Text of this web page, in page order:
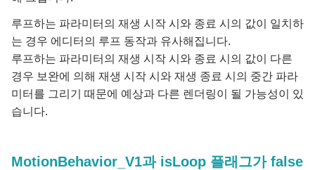
루프하는 파라미터의 재생 시작 시와 종료 시의 값이 일치하
는 경우 에디터의 루프 동작과 유사해집니다.
루프하는 파라미터의 재생 시작 시와 종료 시의 값이 다른
경우 보완에 의해 재생 시작 시와 재생 종료 시의 중간 파라
미터를 그리기 때문에 예상과 다른 렌더링이 될 가능성이 있
습니다.
MotionBehavior_V1과 isLoop 플래그가 false